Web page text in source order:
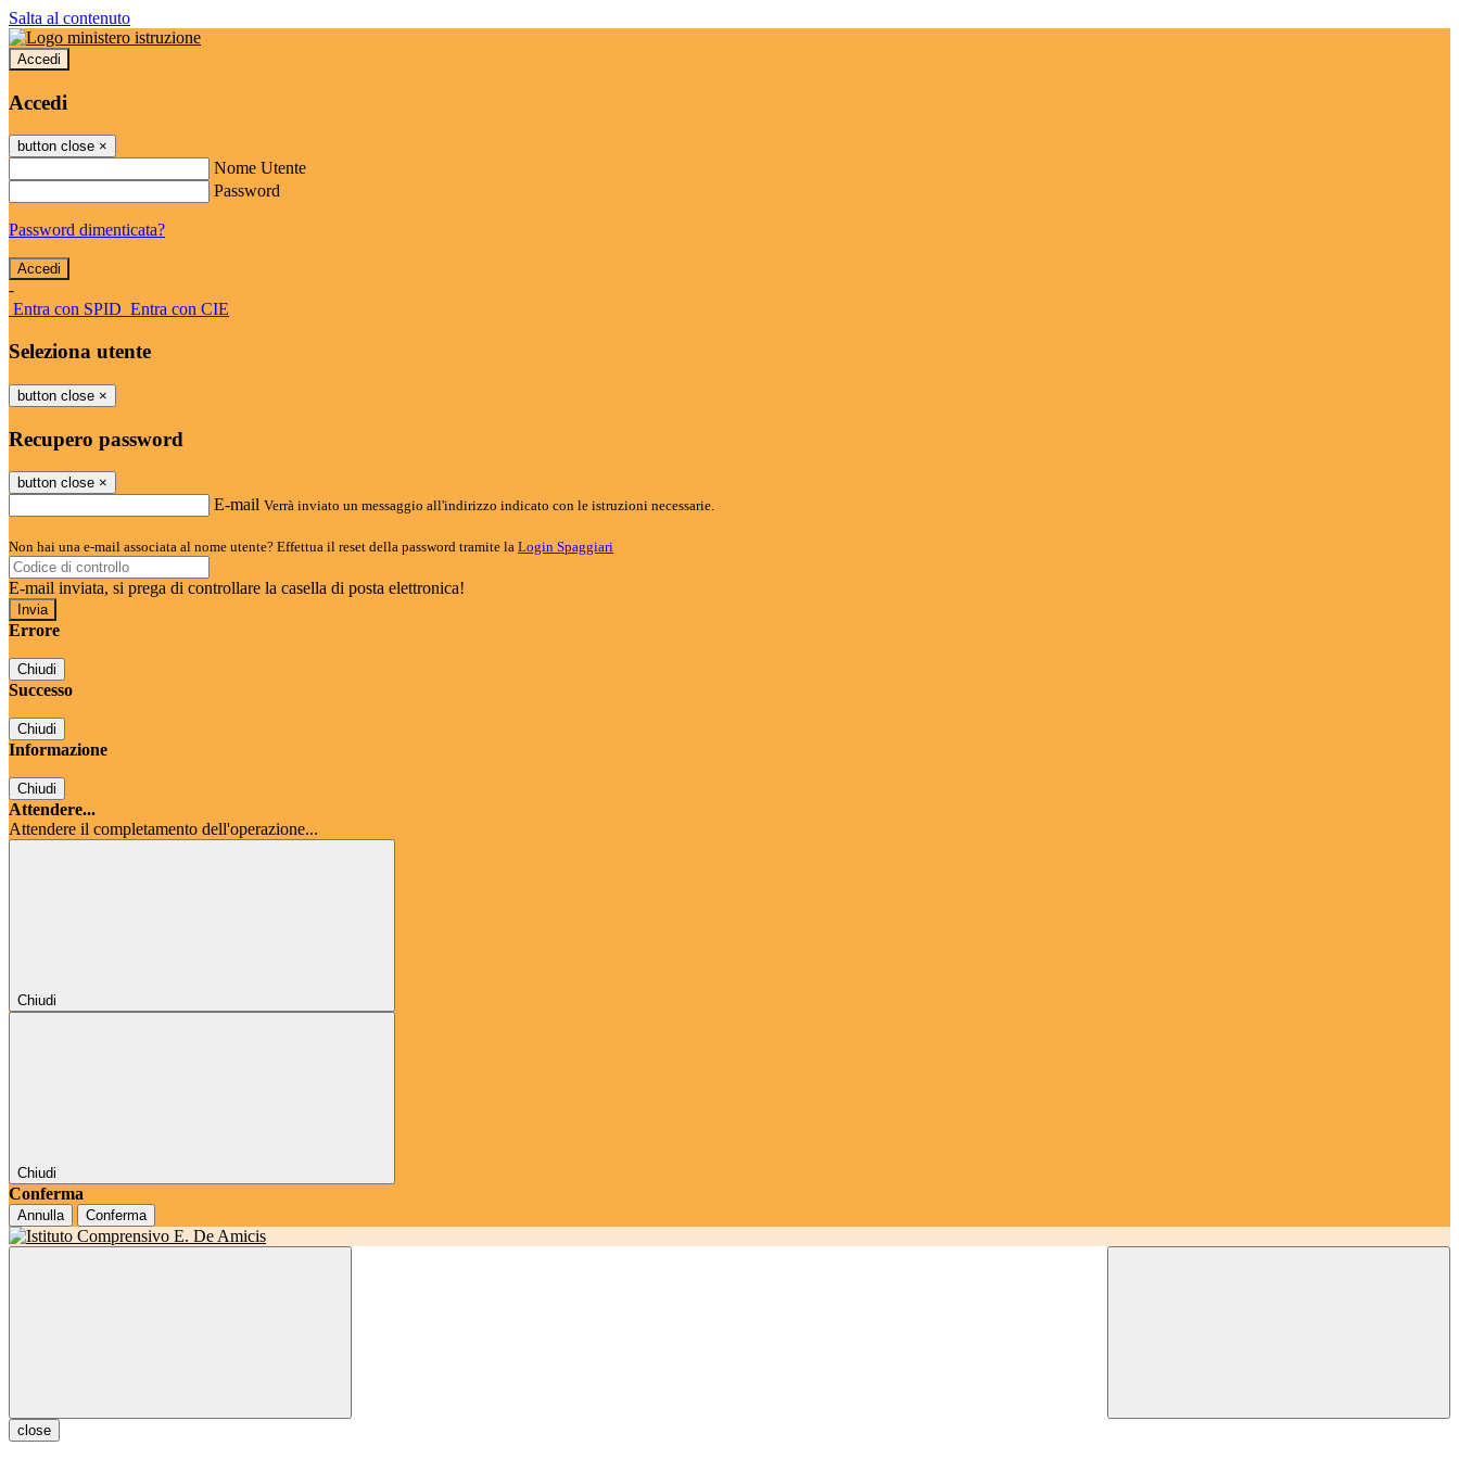
Salta al contenuto
Accedi
Accedi
button close ×
Nome Utente
Password
Password dimenticata?
-
Entra con SPID Entra con CIE
Seleziona utente
button close ×
Recupero password
button close ×
E-mail Verrà inviato un messaggio all'indirizzo indicato con le istruzioni necessarie.
Non hai una e-mail associata al nome utente? Effettua il reset della password tramite la Login Spaggiari
E-mail inviata, si prega di controllare la casella di posta elettronica!
Errore
Chiudi
Successo
Chiudi
Informazione
Chiudi
Attendere...
Attendere il completamento dell'operazione...
Chiudi
Chiudi
Conferma
Annulla Conferma
close